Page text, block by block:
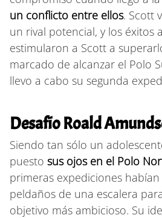
un conflicto entre ellos. Scott
un rival potencial, y los éxitos
estimularon a Scott a
marcado de alcanzar el Polo
llevo a cabo su segunda
Desafío Roald
Siendo tan sólo un
puesto sus ojos en el Polo
primeras expediciones
peldaños de una escalera
objetivo más ambicioso. Su